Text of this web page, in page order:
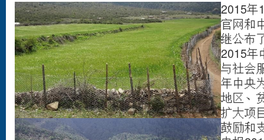
2015年
官网和
继公布
2015年
与社会
年中央
地区、
扩大项
鼓励和